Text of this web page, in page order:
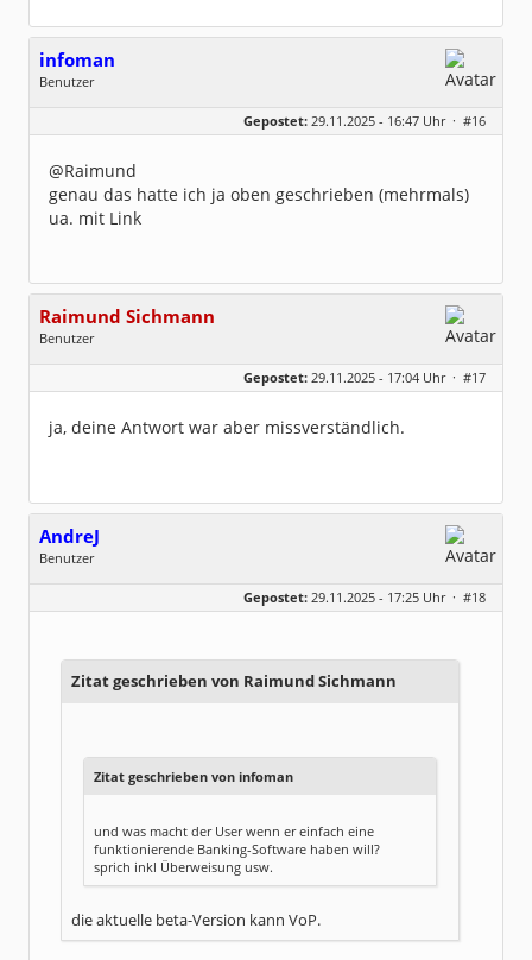
infoman
Benutzer
Dabei seit:
06 / 2008
Gepostet: 29.11.2025 - 16:47 Uhr · #16
@Raimund
genau das hatte ich ja oben geschrieben (mehrmals)
ua. mit Link
Raimund Sichmann
Benutzer
Geschlecht:
keine Angabe
Dabei seit:
08 / 2002
Gepostet: 29.11.2025 - 17:04 Uhr · #17
ja, deine Antwort war aber missverständlich.
AndreJ
Benutzer
Dabei seit:
10 / 2019
Gepostet: 29.11.2025 - 17:25 Uhr · #18
Zitat geschrieben von Raimund Sichmann
Zitat geschrieben von infoman
und was macht der User wenn er einfach eine
funktionierende Banking-Software haben will?
sprich inkl Überweisung usw.
die aktuelle beta-Version kann VoP.